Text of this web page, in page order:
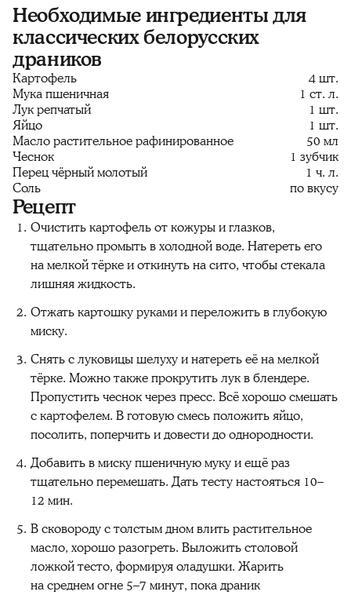
Необходимые ингредиенты для
классических белорусских
драников
Картофель
4 шт.
Мука пшеничная
1 ст. л.
Лук репчатый
1 шт.
Яйцо
1 шт.
Масло растительное рафинированное
50 мл
Чеснок
1 зубчик
Перец чёрный молотый
1 ч. л.
Соль
по вкусу
Рецепт
Очистить картофель от кожуры и глазков,
тщательно промыть в холодной воде. Натереть его
на мелкой тёрке и откинуть на сито, чтобы стекала
лишняя жидкость.
Отжать картошку руками и переложить в глубокую
миску.
Снять с луковицы шелуху и натереть её на мелкой
тёрке. Можно также прокрутить лук в блендере.
Пропустить чеснок через пресс. Всё хорошо смешать
с картофелем. В готовую смесь положить яйцо,
посолить, поперчить и довести до однородности.
Добавить в миску пшеничную муку и ещё раз
тщательно перемешать. Дать тесту настояться 10–
12 мин.
В сковороду с толстым дном влить растительное
масло, хорошо разогреть. Выложить столовой
ложкой тесто, формируя оладушки. Жарить
на среднем огне 5–7 минут, пока драник